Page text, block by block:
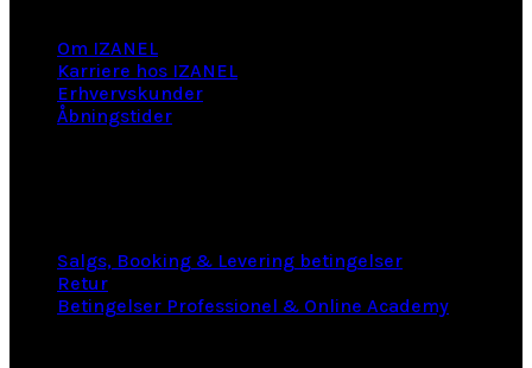
Om IZANEL
Karriere hos IZANEL
Erhvervskunder
Åbningstider
Salgs, Booking & Levering betingelser
Retur
Betingelser Professionel & Online Academy